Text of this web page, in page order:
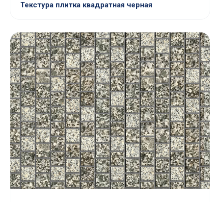
Текстура плитка квадратная черная